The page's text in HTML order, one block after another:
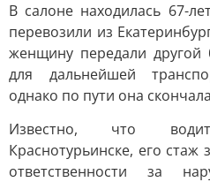
В салоне находилась 67-
перевозили из
женщину передали
для дальнейшей
однако по пути она
Известно, что
Краснотурьинске, его стаж
ответственности за